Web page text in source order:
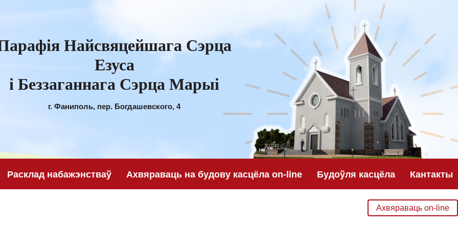
Найсвяцейшага Сэрца
Езуса
і Беззаганнага Сэрца Марыі
г. Фаниполь, пер. Богдашевского, 4
Расклад набажэнстваў Ахвяраваць на будову касцёла on-line Будоўля касцёла Кантакты
Ахвяраваць on-line